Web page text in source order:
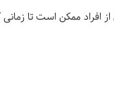
ممکن است تا زمانی